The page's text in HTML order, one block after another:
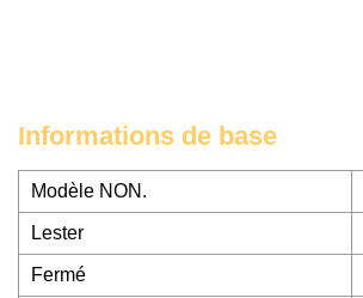
Informations de base
Modèle NON.
Lester
Fermé